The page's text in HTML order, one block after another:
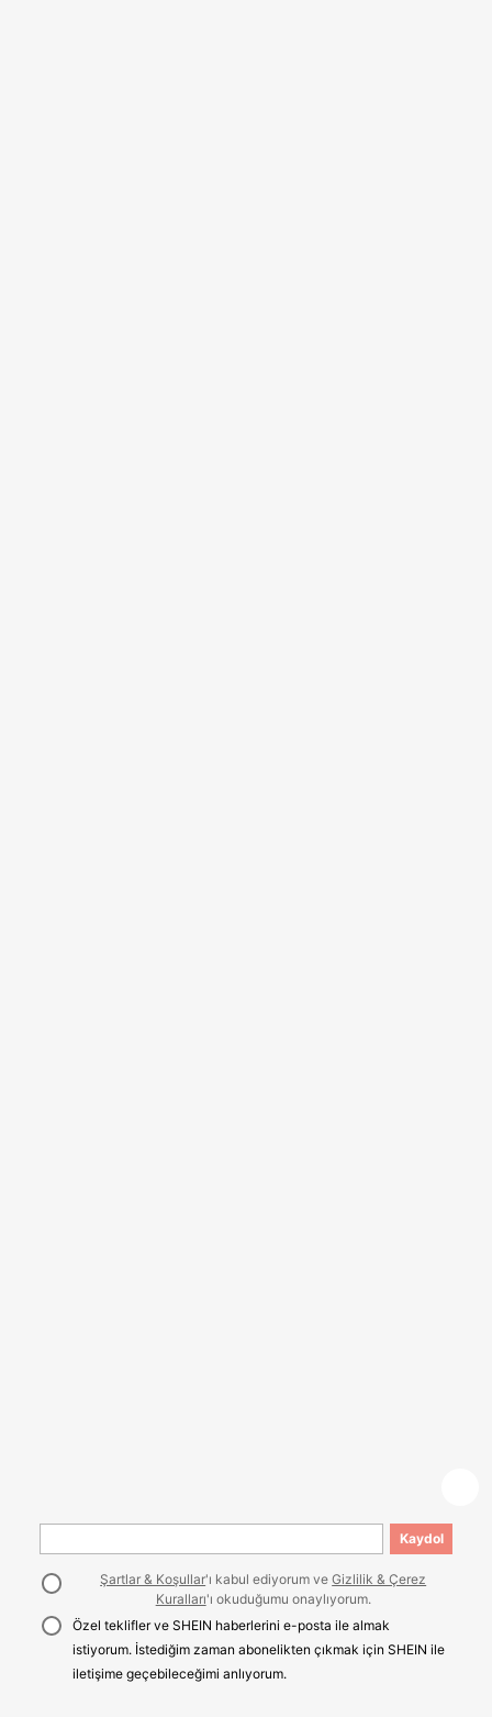
Kaydol
Şartlar & Koşullar'ı kabul ediyorum veGizlilik & Çerez
Kuralları'ı okuduğumu onaylıyorum.
Özel teklifler ve SHEIN haberlerini e-posta ile almak
istiyorum. İstediğim zaman abonelikten çıkmak için SHEIN ile
iletişime geçebileceğimi anlıyorum.